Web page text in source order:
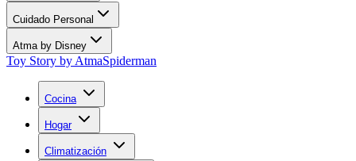
Cuidado Personal
Atma by Disney
Toy Story by AtmaSpiderman
Cocina
Hogar
Climatización